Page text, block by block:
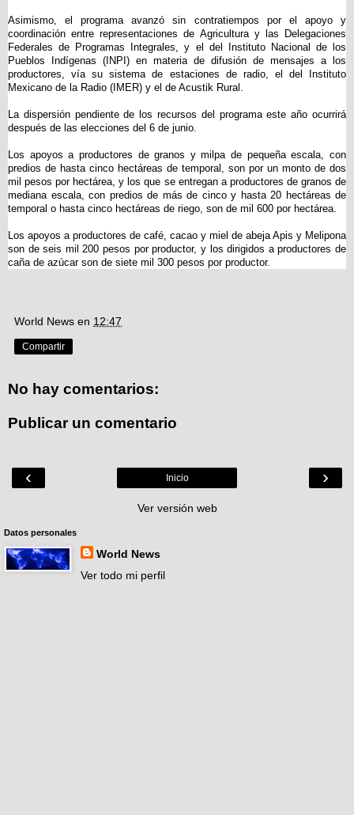
Asimismo, el programa avanzó sin contratiempos por el apoyo y
coordinación entre representaciones de Agricultura y las Delegaciones
Federales de Programas Integrales, y el del Instituto Nacional de los
Pueblos Indígenas (INPI) en materia de difusión de mensajes a los
productores, vía su sistema de estaciones de radio, el del Instituto
Mexicano de la Radio (IMER) y el de Acustik Rural.
La dispersión pendiente de los recursos del programa este año ocurrirá
después de las elecciones del 6 de junio.
Los apoyos a productores de granos y milpa de pequeña escala, con
predios de hasta cinco hectáreas de temporal, son por un monto de dos
mil pesos por hectárea, y los que se entregan a productores de granos de
mediana escala, con predios de más de cinco y hasta 20 hectáreas de
temporal o hasta cinco hectáreas de riego, son de mil 600 por hectárea.
Los apoyos a productores de café, cacao y miel de abeja Apis y Melipona
son de seis mil 200 pesos por productor, y los dirigidos a productores de
caña de azúcar son de siete mil 300 pesos por productor.
World News en 12:47
Compartir
No hay comentarios:
Publicar un comentario
‹ ›
Inicio
Ver versión web
Datos personales
World News
Ver todo mi perfil